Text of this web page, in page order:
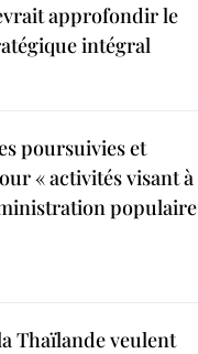
approfondir le
intégral
poursuivies et
« activités visant à
populaire
Thaïlande veulent